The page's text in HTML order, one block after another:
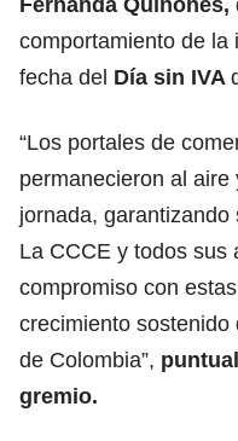
comportamiento de la
fecha del Día sin IVA
“Los portales de
permanecieron al
jornada,
La CCCE y todos sus
compromiso con
crecimiento
de Colombia”,
gremio.